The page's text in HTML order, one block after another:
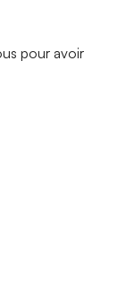
pour avoir